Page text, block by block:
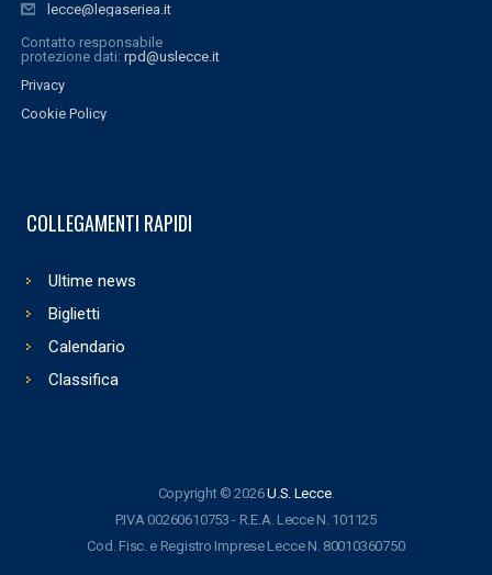
lecce@legaseriea.it
Contatto responsabile
protezione dati: rpd@uslecce.it
Privacy
Cookie Policy
COLLEGAMENTI RAPIDI
Ultime news
Biglietti
Calendario
Classifica
Copyright © 2026U.S. Lecce.
P.IVA 00260610753 - R.E.A. Lecce N. 101125
Cod. Fisc. e Registro Imprese Lecce N. 80010360750